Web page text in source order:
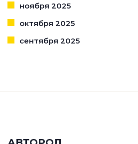
ноября 2025
октября 2025
сентября 2025